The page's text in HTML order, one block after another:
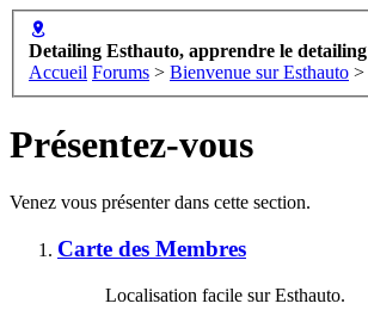
Detailing Esthauto, apprendre le detailing
Accueil Forums > Bienvenue sur Esthauto >
Présentez-vous
Venez vous présenter dans cette section.
Carte des Membres
Localisation facile sur Esthauto.